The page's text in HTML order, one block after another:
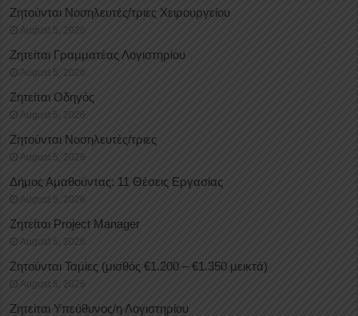
Ζητούνται Νοσηλευτές/τριες Χειρουργείου
August 5, 2026
Ζητείται Γραμματέας Λογιστηρίου
August 5, 2026
Ζητείται Οδηγός
August 5, 2026
Ζητούνται Νοσηλευτές/τριες
August 5, 2026
Δήμος Αμαθούντας: 11 Θέσεις Εργασίας
August 5, 2026
Ζητείται Project Manager
August 5, 2026
Ζητούνται Ταμίες (μισθός €1.200 – €1.350 μεικτά)
August 5, 2026
Ζητείται Υπεύθυνος/η Λογιστηρίου